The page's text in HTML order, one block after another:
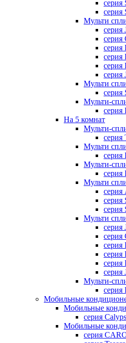
серия
серия
Мульти
серия
серия
серия
серия
Мульти
серия
Мульти-
серия
На 5 комнат
Мульти-
серия
Мульти
серия
Мульти-
серия
Мульти
серия
серия
Мульти
серия
серия
серия
серия
Мульти-
серия
Мобильные
Мобильные
серия
Мобильные
серия